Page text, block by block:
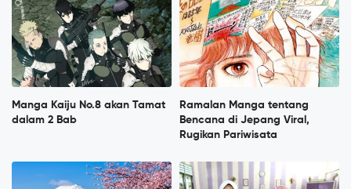
Manga Kaiju No.8 akan Tamat
dalam 2 Bab
Ramalan Manga tentang
Bencana di Jepang Viral,
Rugikan Pariwisata